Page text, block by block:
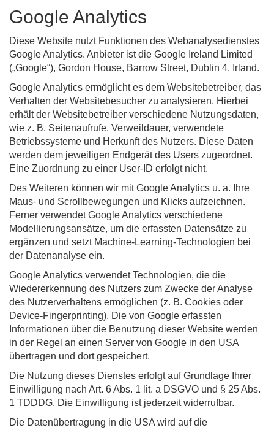
Google Analytics
Diese Website nutzt Funktionen des Webanalysedienstes
Google Analytics. Anbieter ist die Google Ireland Limited
(„Google“), Gordon House, Barrow Street, Dublin 4, Irland.
Google Analytics ermöglicht es dem Websitebetreiber, das
Verhalten der Websitebesucher zu analysieren. Hierbei
erhält der Websitebetreiber verschiedene Nutzungsdaten,
wie z. B. Seitenaufrufe, Verweildauer, verwendete
Betriebssysteme und Herkunft des Nutzers. Diese Daten
werden dem jeweiligen Endgerät des Users zugeordnet.
Eine Zuordnung zu einer User-ID erfolgt nicht.
Des Weiteren können wir mit Google Analytics u. a. Ihre
Maus- und Scrollbewegungen und Klicks aufzeichnen.
Ferner verwendet Google Analytics verschiedene
Modellierungsansätze, um die erfassten Datensätze zu
ergänzen und setzt Machine-Learning-Technologien bei
der Datenanalyse ein.
Google Analytics verwendet Technologien, die die
Wiedererkennung des Nutzers zum Zwecke der Analyse
des Nutzerverhaltens ermöglichen (z. B. Cookies oder
Device-Fingerprinting). Die von Google erfassten
Informationen über die Benutzung dieser Website werden
in der Regel an einen Server von Google in den USA
übertragen und dort gespeichert.
Die Nutzung dieses Dienstes erfolgt auf Grundlage Ihrer
Einwilligung nach Art. 6 Abs. 1 lit. a DSGVO und § 25 Abs.
1 TDDDG. Die Einwilligung ist jederzeit widerrufbar.
Die Datenübertragung in die USA wird auf die